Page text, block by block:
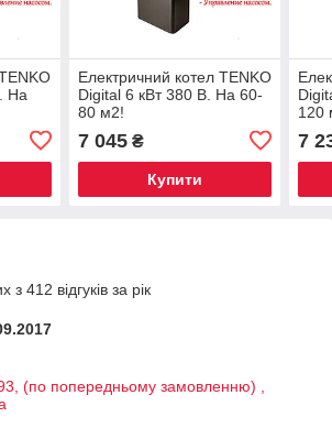
На
Електричний котел TENKO
Digital 6 кВт 380 В. На 60-
80 м2!
7 045₴
Купити
120
7
з 412 відгуків за рік
(по попередньому замовленню) ,